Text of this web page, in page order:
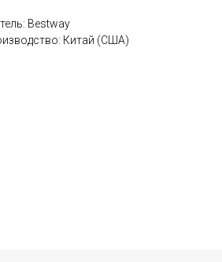
Bestway
Китай (США)